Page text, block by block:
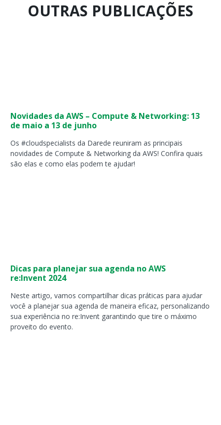
OUTRAS PUBLICAÇÕES
Novidades da AWS – Compute & Networking: 13
de maio a 13 de junho
Os #cloudspecialists da Darede reuniram as principais
novidades de Compute & Networking da AWS! Confira quais
são elas e como elas podem te ajudar!
Dicas para planejar sua agenda no AWS
re:Invent 2024
Neste artigo, vamos compartilhar dicas práticas para ajudar
você a planejar sua agenda de maneira eficaz, personalizando
sua experiência no re:Invent garantindo que tire o máximo
proveito do evento.